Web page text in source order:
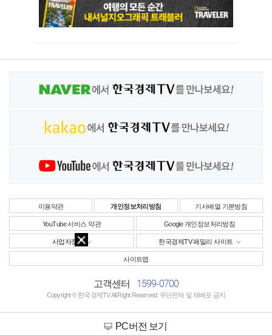
YouTube 서비스 약관 Google 개인정보처리방침
사이트맵